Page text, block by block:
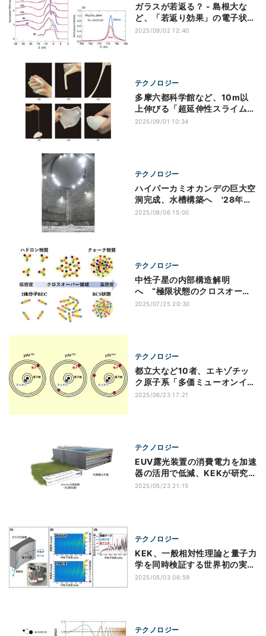
ガラスが若返る？ - 島根大な
ど、「若返り効果」の電子状態
などを解明
2025/09/02 12:40
テクノロジー
多摩六都科学館など、10m以
上伸びる「超延伸性スライム」
の物性を解明
2025/09/01 10:34
テクノロジー
ハイパーカミオカンデの巨大空
洞完成、水槽構築へ '28年の
観測開始めざす
2025/08/06 15:00
テクノロジー
中性子星の内部構造解明
へ “極限状態のクロスオーバ
ー”新理論を東大ら提唱
2025/07/25 20:30
テクノロジー
都立大など10者、エキゾチッ
ク原子系「多価ミューオンイオ
ン」を初観測
2025/06/23 17:21
テクノロジー
EUV露光装置の消費電力を加速
器の活用で低減、KEKが研究開
発を開始
2025/05/23 21:15
テクノロジー
KEK、一般相対性理論と量子力
学を同時検証する世界初の実験
を実施
2025/05/03 06:59
テクノロジー